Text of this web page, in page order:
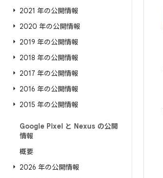
2021 年の公開情報
2020 年の公開情報
2019 年の公開情報
2018 年の公開情報
2017 年の公開情報
2016 年の公開情報
2015 年の公開情報
Google Pixel と Nexus の公開
情報
概要
2026 年の公開情報